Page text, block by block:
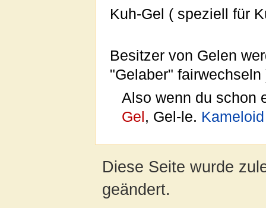
Kuh-Gel ( speziell für
Besitzer von Gelen
"Gelaber" fairwechseln
Also wenn du schon
Gel, Gel-le. Kameloid
Diese Seite wurde
geändert.